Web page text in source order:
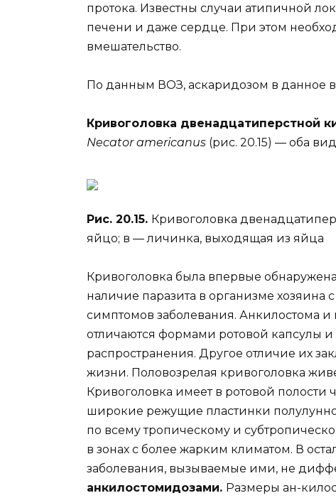
протока. Известны случаи атипичной
печени и даже сердце. При этом
вмешательство.
По данным ВОЗ, аскаридозом в данное
Кривоголовка двенадцатиперстной
Necator americanus (рис. 20.15) — оба
Рис. 20.15. Кривоголовка
яйцо; в — личинка, выходящая из яйца
Кривоголовка была впервые
наличие паразита в организме хозяина
симптомов заболевания. Анкилостома и
отличаются формами ротовой капсулы
распространения. Другое отличие их
жизни. Половозрелая кривоголовка
Кривоголовка имеет в ротовой полости
широкие режущие пластинки
по всему тропическому и
в зонах с более жарким климатом. В
заболевания, вызываемые ими, не
анкилостомидозами. Размеры ан-